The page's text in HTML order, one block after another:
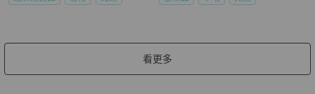
看更多